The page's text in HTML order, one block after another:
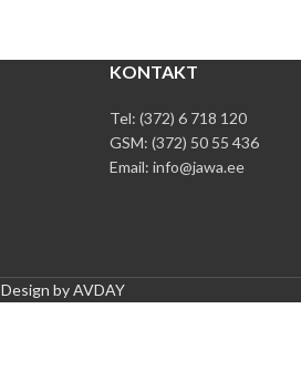
KONTAKT
Tel: (372) 6 718 120
GSM: (372) 50 55 436
Email: info@jawa.ee
Design by AVDAY